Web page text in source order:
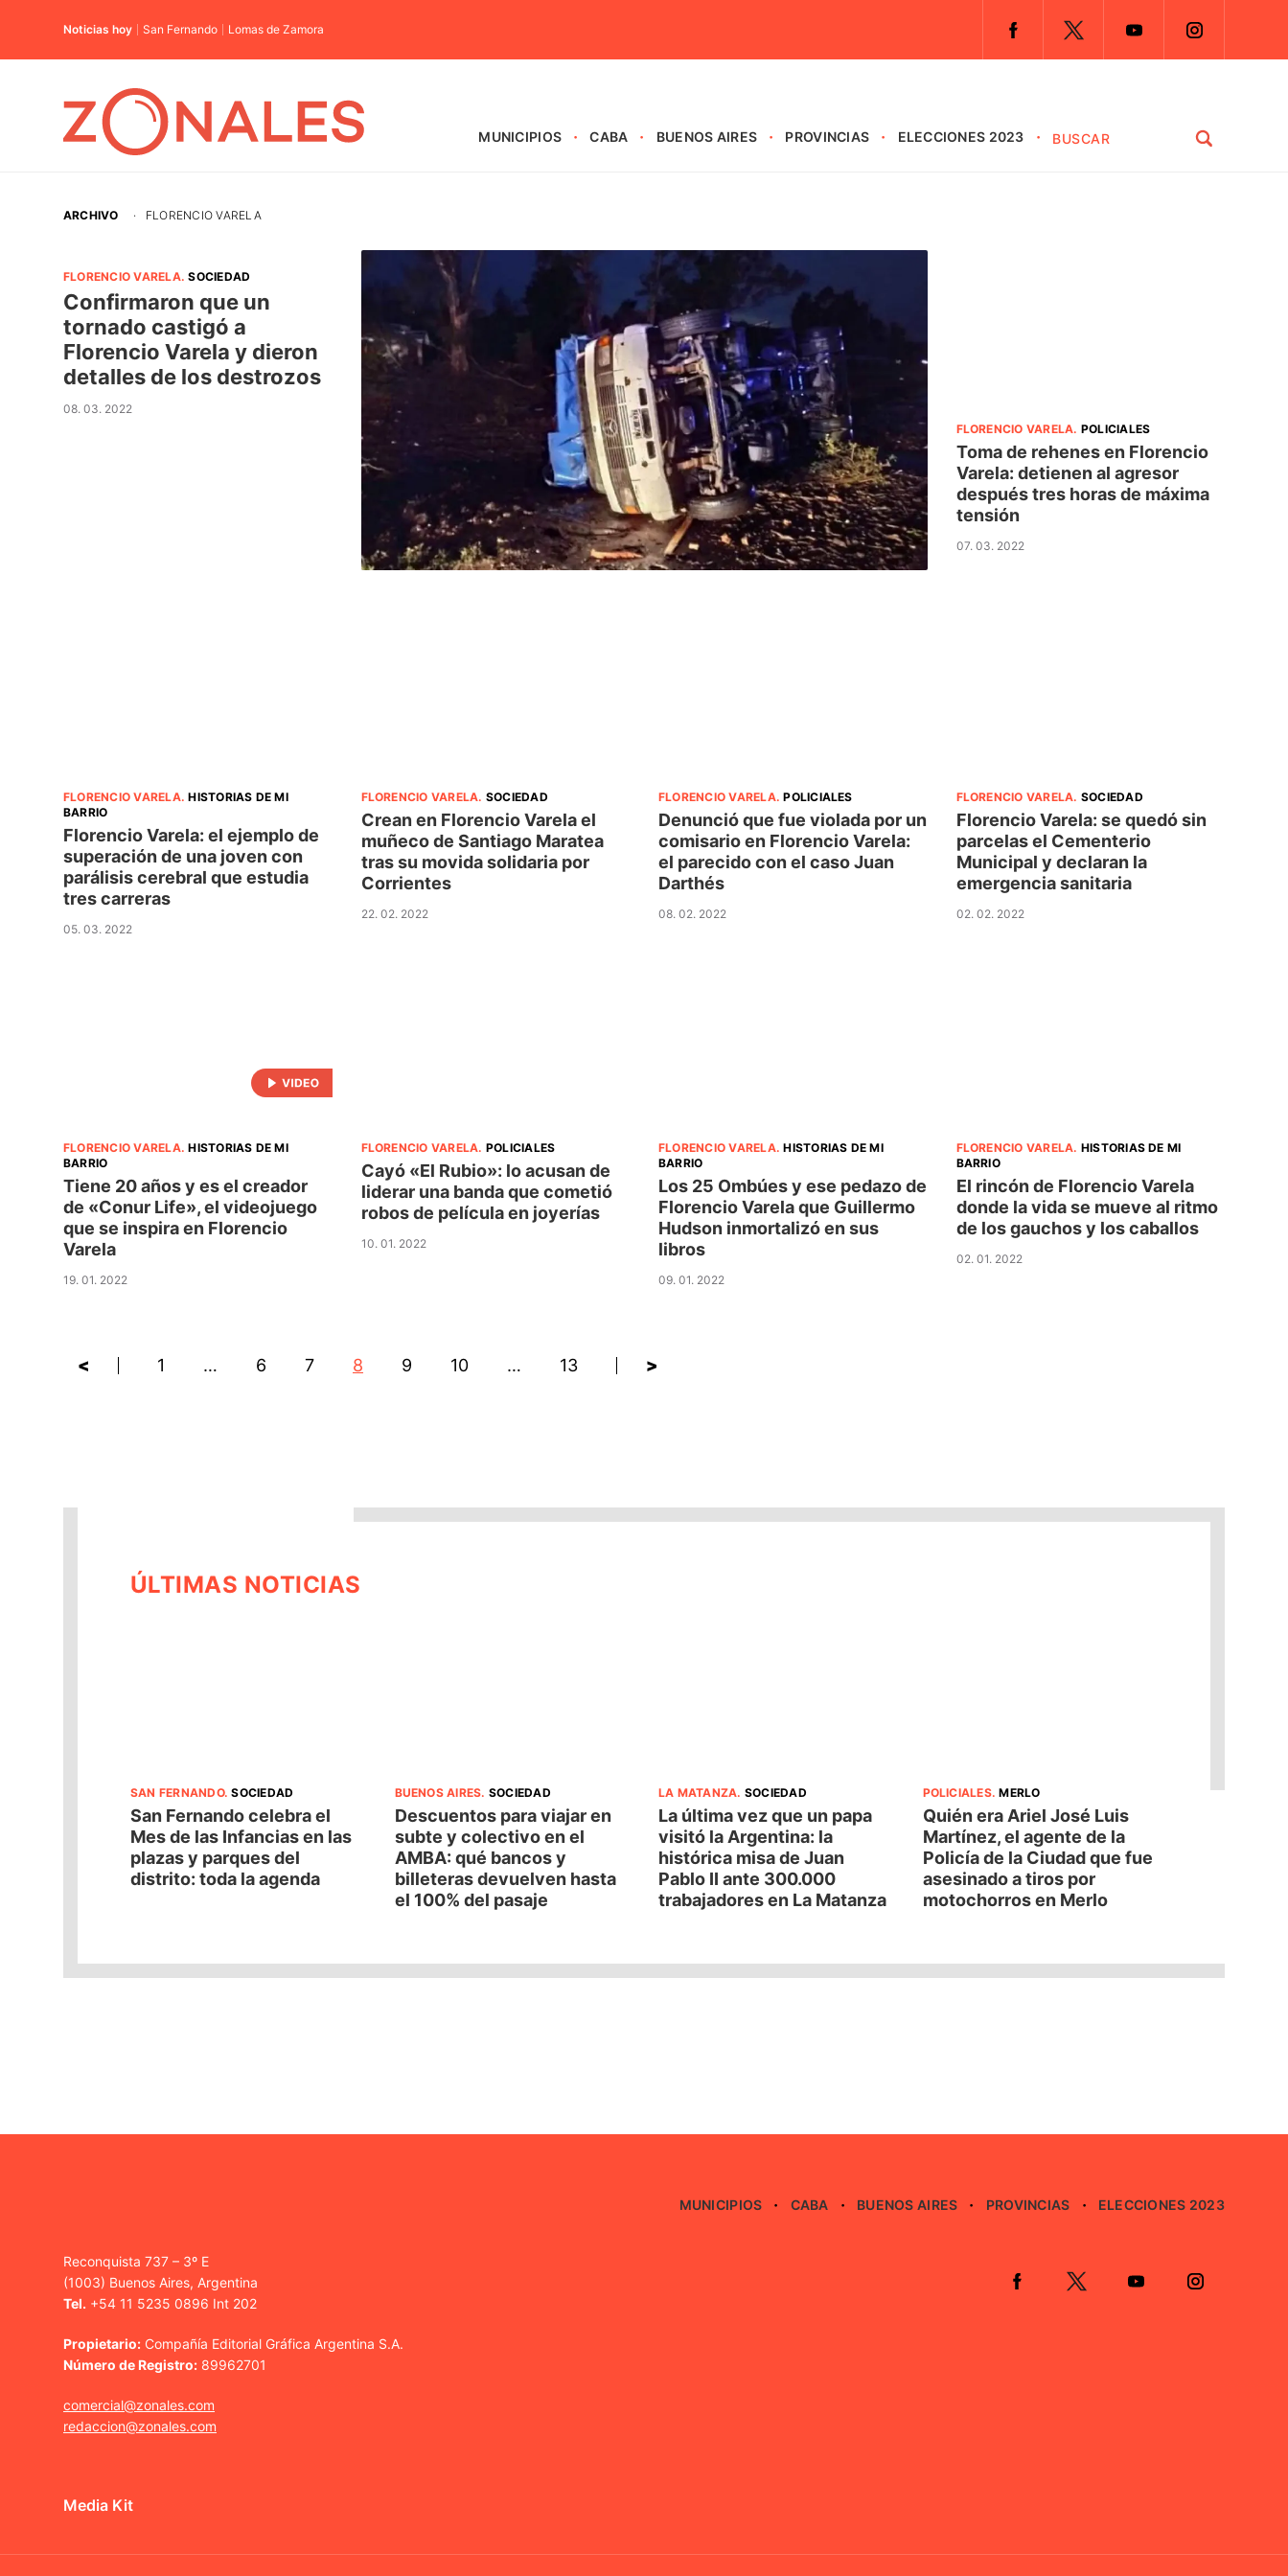
Noticias hoy San Fernando Lomas de Zamora
MUNICIPIOS CABA BUENOS AIRES PROVINCIAS ELECCIONES 2023
ARCHIVO · FLORENCIO VARELA
FLORENCIO VARELA.SOCIEDAD
Confirmaron que un
tornado castigó a
Florencio Varela y dieron
detalles de los destrozos
08. 03. 2022
FLORENCIO VARELA. POLICIALES
Toma de rehenes en Florencio
Varela: detienen al agresor
después tres horas de máxima
tensión
07. 03. 2022
FLORENCIO VARELA.HISTORIAS DE MI
BARRIO
Florencio Varela: el ejemplo de
superación de una joven con
parálisis cerebral que estudia
tres carreras
05. 03. 2022
FLORENCIO VARELA. SOCIEDAD
Crean en Florencio Varela el
muñeco de Santiago Maratea
tras su movida solidaria por
Corrientes
22. 02. 2022
FLORENCIO VARELA.POLICIALES
Denunció que fue violada por un
comisario en Florencio Varela:
el parecido con el caso Juan
Darthés
08. 02. 2022
FLORENCIO VARELA. SOCIEDAD
Florencio Varela: se quedó sin
parcelas el Cementerio
Municipal y declaran la
emergencia sanitaria
02. 02. 2022
FLORENCIO VARELA.HISTORIAS DE MI
BARRIO
Tiene 20 años y es el creador
de «Conur Life», el videojuego
que se inspira en Florencio
Varela
19. 01. 2022
FLORENCIO VARELA. POLICIALES
Cayó «El Rubio»: lo acusan de
liderar una banda que cometió
robos de película en joyerías
10. 01. 2022
FLORENCIO VARELA.HISTORIAS DE MI
BARRIO
Los 25 Ombúes y ese pedazo de
Florencio Varela que Guillermo
Hudson inmortalizó en sus
libros
09. 01. 2022
FLORENCIO VARELA. HISTORIAS DE MI
BARRIO
El rincón de Florencio Varela
donde la vida se mueve al ritmo
de los gauchos y los caballos
02. 01. 2022
< 1 … 6 7 8 9 10 … 13 >
ÚLTIMAS NOTICIAS
SAN FERNANDO.SOCIEDAD
San Fernando celebra el
Mes de las Infancias en las
plazas y parques del
distrito: toda la agenda
BUENOS AIRES. SOCIEDAD
Descuentos para viajar en
subte y colectivo en el
AMBA: qué bancos y
billeteras devuelven hasta
el 100% del pasaje
LA MATANZA. SOCIEDAD
La última vez que un papa
visitó la Argentina: la
histórica misa de Juan
Pablo II ante 300.000
trabajadores en La Matanza
POLICIALES.MERLO
Quién era Ariel José Luis
Martínez, el agente de la
Policía de la Ciudad que fue
asesinado a tiros por
motochorros en Merlo
MUNICIPIOS CABA BUENOS AIRES PROVINCIAS ELECCIONES 2023
Reconquista 737 – 3º E
(1003) Buenos Aires, Argentina
Tel. +54 11 5235 0896 Int 202
Propietario: Compañía Editorial Gráfica Argentina S.A.
Número de Registro: 89962701
comercial@zonales.com
redaccion@zonales.com
Media Kit